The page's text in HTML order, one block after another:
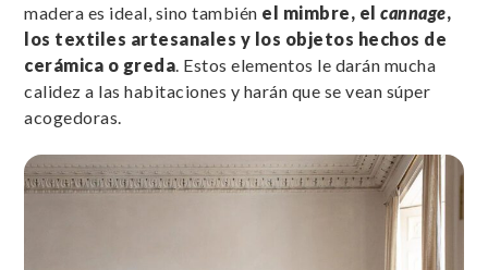
madera es ideal, sino también el mimbre, elcannage,
los textiles artesanales y los objetos hechos de
cerámica o greda . Estos elementos le darán mucha
calidez a las habitaciones y harán que se vean súper
acogedoras.